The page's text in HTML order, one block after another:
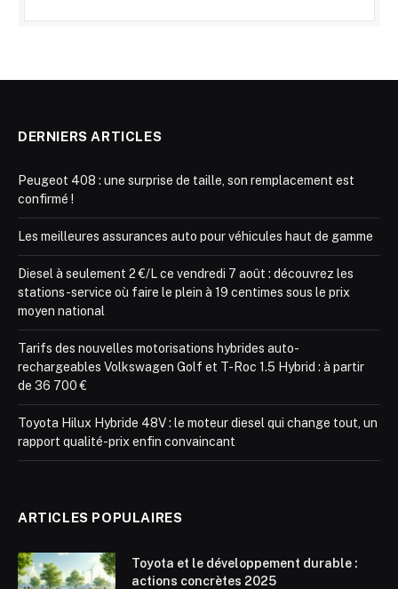
DERNIERS ARTICLES
Peugeot 408 : une surprise de taille, son remplacement est
confirmé !
Les meilleures assurances auto pour véhicules haut de gamme
Diesel à seulement 2 €/L ce vendredi 7 août : découvrez les
stations-service où faire le plein à 19 centimes sous le prix
moyen national
Tarifs des nouvelles motorisations hybrides auto-
rechargeables Volkswagen Golf et T-Roc 1.5 Hybrid : à partir
de 36 700 €
Toyota Hilux Hybride 48V : le moteur diesel qui change tout, un
rapport qualité-prix enfin convaincant
ARTICLES POPULAIRES
Toyota et le développement durable :
actions concrètes 2025